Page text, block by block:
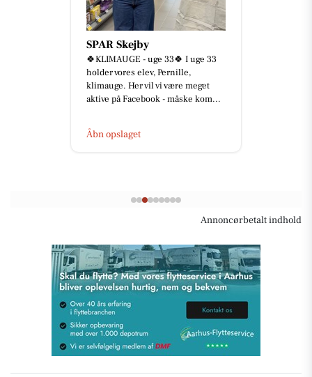
SPAR Skejby
🍀KLIMAUGE - uge 33🍀 I uge 33
holder vores elev, Pernille,
klimauge. Her vil vi være meget
aktive på Facebook - måske kom...
Åbn opslaget
Annoncørbetalt indhold